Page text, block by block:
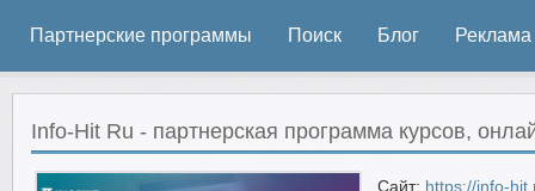
Партнерские программы Поиск Блог Реклама
Info-Hit Ru - партнерская программа курсов,
Сайт: https://info-